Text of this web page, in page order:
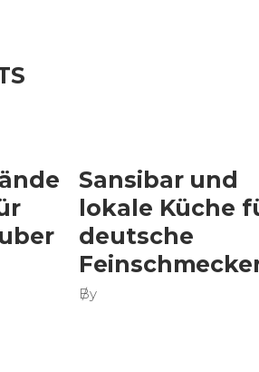
Sansibar und
lokale Küche
deutsche
By